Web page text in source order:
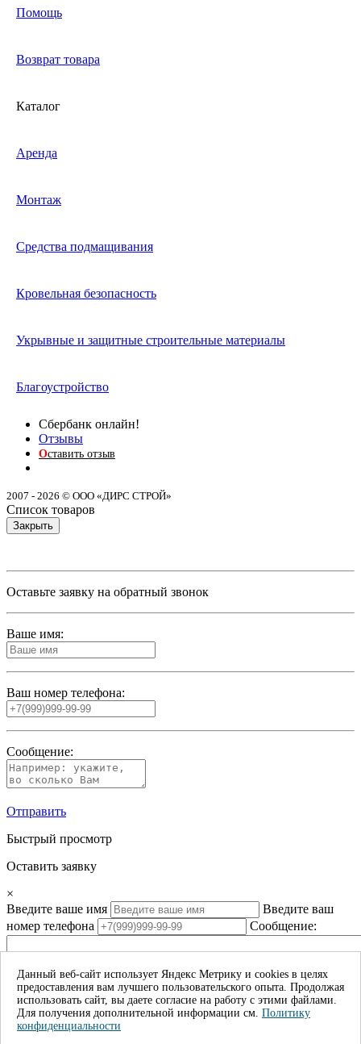
Помощь
Возврат товара
Каталог
Аренда
Монтаж
Средства подмащивания
Кровельная безопасность
Укрывные и защитные строительные материалы
Благоустройство
Сбербанк онлайн!
Отзывы
Оставить отзыв
2007 - 2026 © ООО «ДИРС СТРОЙ»
Список товаров
Закрыть
Оставьте заявку на обратный звонок
Ваше имя:
Ваш номер телефона:
Сообщение:
Отправить
Быстрый просмотр
Оставить заявку
×
Введите ваше имя
Введите ваш
номер телефона
Сообщение:
Даю согласие на обработку моих личных данных*
Отправить
Данный веб-сайт использует Яндекс Метрику и cookies в целях
предоставления вам лучшего пользовательского опыта. Продолжая
использовать сайт, вы даете согласие на работу с этими файлами.
Для получения дополнительной информации см. Политику
конфиденциальности